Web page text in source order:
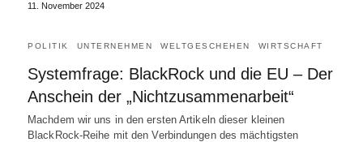
11. November 2024
POLITIK UNTERNEHMEN WELTGESCHEHEN WIRTSCHAFT
Systemfrage: BlackRock und die EU – Der
Anschein der „Nichtzusammenarbeit“
Machdem wir uns in den ersten Artikeln dieser kleinen
BlackRock-Reihe mit den Verbindungen des mächtigsten